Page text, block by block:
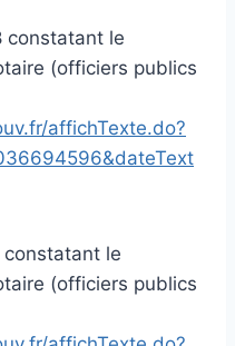
constatant le
(officiers publics
affichTexte.do?
constatant le
(officiers publics